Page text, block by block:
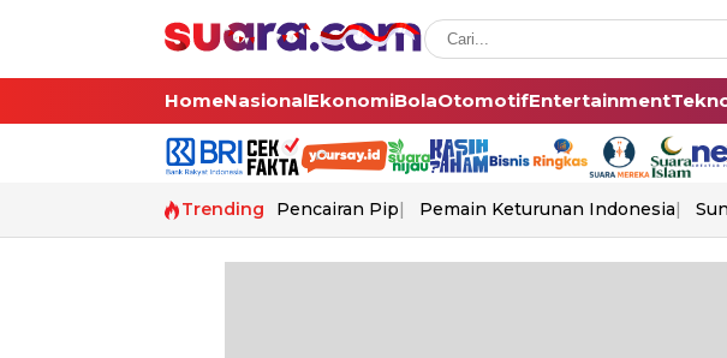
HomeNasionalEkonomiBolaOtomotifEntertainment
Trending Pencairan Pip Pemain Keturunan Indonesia